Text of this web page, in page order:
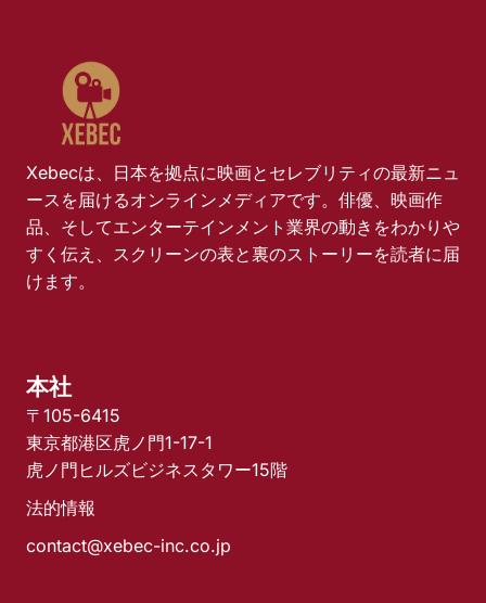
Xebecは、日本を拠点に映画とセレブリティの最新ニュ
ースを届けるオンラインメディアです。俳優、映画作
品、そしてエンターテインメント業界の動きをわかりや
すく伝え、スクリーンの表と裏のストーリーを読者に届
けます。
本社
〒105-6415
東京都港区虎ノ門1-17-1
虎ノ門ヒルズビジネスタワー15階
法的情報
contact@xebec-inc.co.jp